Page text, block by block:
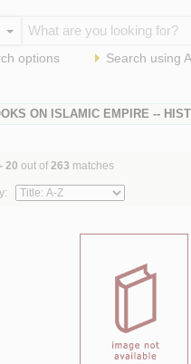
options Search using
ON ISLAMIC EMPIRE --
20 out of 263 matches